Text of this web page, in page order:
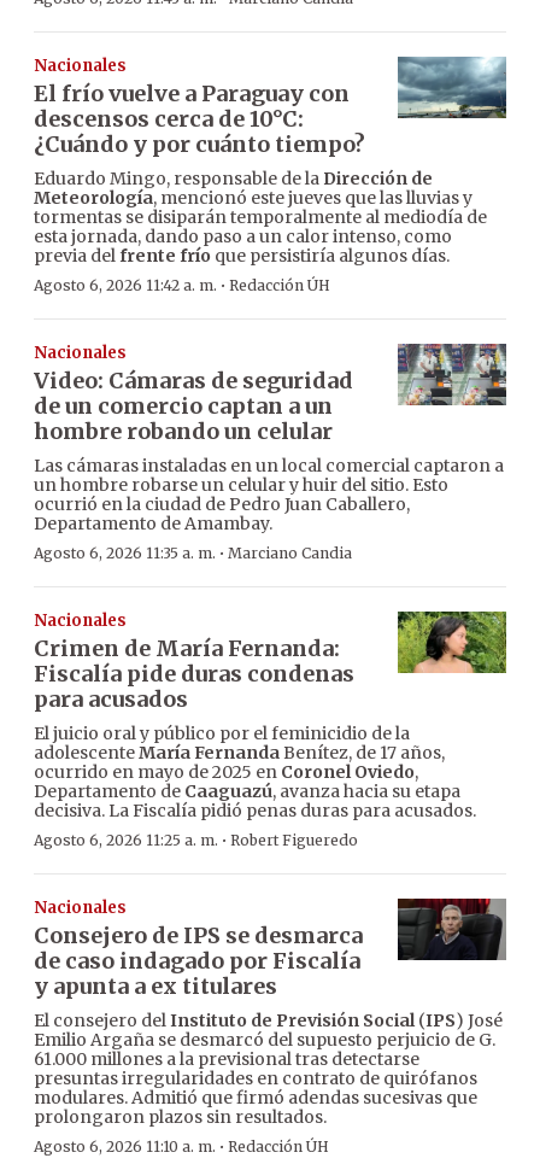
Nacionales
El frío vuelve a Paraguay con
descensos cerca de 10°C:
¿Cuándo y por cuánto tiempo?
Eduardo Mingo, responsable de la Dirección de
Meteorología, mencionó este jueves que las lluvias y
tormentas se disiparán temporalmente al mediodía de
esta jornada, dando paso a un calor intenso, como
previa delfrente frío que persistiría algunos días.
Agosto 6, 2026 11:42 a. m. · Redacción ÚH
Nacionales
Video: Cámaras de seguridad
de un comercio captan a un
hombre robando un celular
Las cámaras instaladas en un local comercial captaron a
un hombre robarse un celular y huir del sitio. Esto
ocurrió en la ciudad de Pedro Juan Caballero,
Departamento de Amambay.
Agosto 6, 2026 11:35 a. m. · Marciano Candia
Nacionales
Crimen de María Fernanda:
Fiscalía pide duras condenas
para acusados
El juicio oral y público por el feminicidio de la
adolescenteMaría FernandaBenítez, de 17 años,
ocurrido en mayo de 2025 en Coronel Oviedo,
Departamento de Caaguazú, avanza hacia su etapa
decisiva. La Fiscalía pidió penas duras para acusados.
Agosto 6, 2026 11:25 a. m. · Robert Figueredo
Nacionales
Consejero de IPS se desmarca
de caso indagado por Fiscalía
y apunta a ex titulares
El consejero delInstituto de Previsión Social(IPS) José
Emilio Argaña se desmarcó del supuesto perjuicio de G.
61.000 millones a la previsional tras detectarse
presuntas irregularidades en contrato de quirófanos
modulares. Admitió que firmó adendas sucesivas que
prolongaron plazos sin resultados.
Agosto 6, 2026 11:10 a. m. · Redacción ÚH